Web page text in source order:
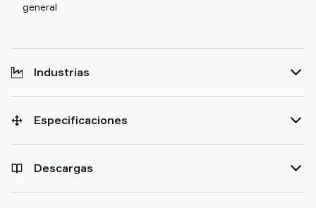
general
Industrias
Especificaciones
Descargas